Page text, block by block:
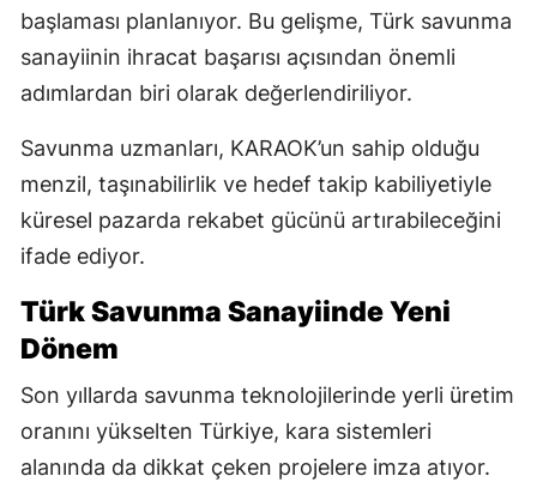
başlaması planlanıyor. Bu gelişme, Türk savunma
sanayiinin ihracat başarısı açısından önemli
adımlardan biri olarak değerlendiriliyor.
Savunma uzmanları, KARAOK’un sahip olduğu
menzil, taşınabilirlik ve hedef takip kabiliyetiyle
küresel pazarda rekabet gücünü artırabileceğini
ifade ediyor.
Türk Savunma Sanayiinde Yeni
Dönem
Son yıllarda savunma teknolojilerinde yerli üretim
oranını yükselten Türkiye, kara sistemleri
alanında da dikkat çeken projelere imza atıyor.